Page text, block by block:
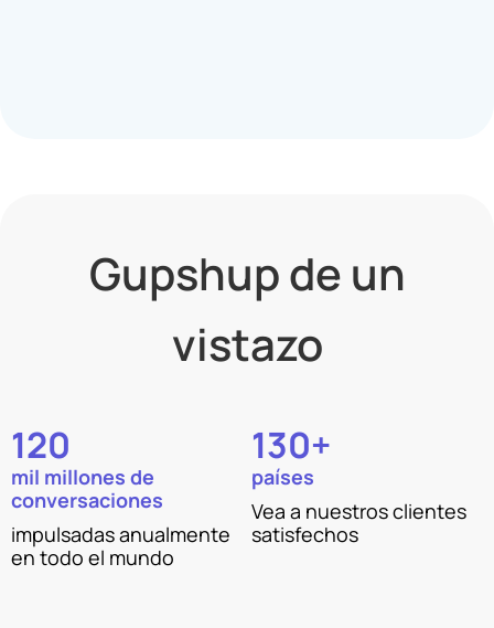
Gupshup de un
vistazo
120
mil millones de
conversaciones
impulsadas anualmente
en todo el mundo
130+
países
Vea a nuestros clientes
satisfechos